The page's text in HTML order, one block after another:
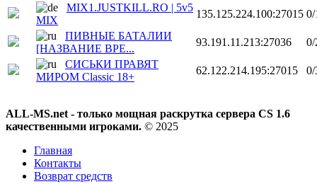
MIX1.JUSTKILL.RO | 5v5
MIX
135.125.224.100:27015 0/
ПИВНЫЕ БАТАЛИИ
[НАЗВАНИЕ ВРЕ...
93.191.11.213:27036
0/
СИСЬКИ ПРАВЯТ
МИРОМ Classic 18+
62.122.214.195:27015 0/
ALL-MS.net - только мощная раскрутка сервера CS 1.6
качественными игроками. © 2025
Главная
Контакты
Возврат средств